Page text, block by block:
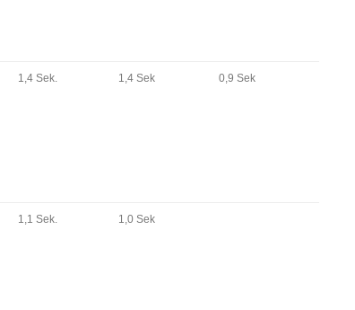
1,4 Sek. 1,4 Sek 0,9 Sek
1,1 Sek. 1,0 Sek